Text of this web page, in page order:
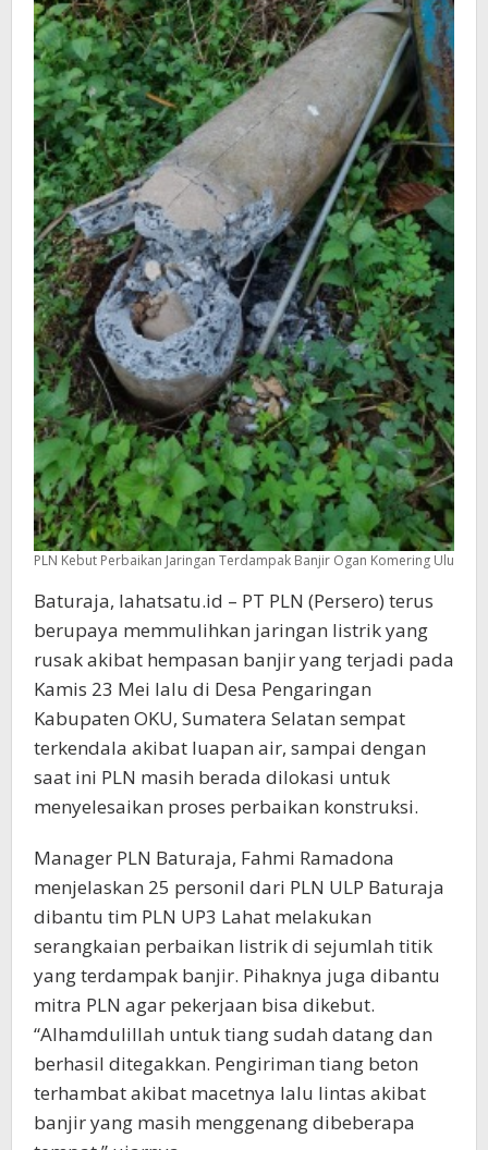
PLN Kebut Perbaikan Jaringan Terdampak Banjir Ogan Komering Ulu
Baturaja, lahatsatu.id – PT PLN (Persero) terus
berupaya memmulihkan jaringan listrik yang
rusak akibat hempasan banjir yang terjadi pada
Kamis 23 Mei lalu di Desa Pengaringan
Kabupaten OKU, Sumatera Selatan sempat
terkendala akibat luapan air, sampai dengan
saat ini PLN masih berada dilokasi untuk
menyelesaikan proses perbaikan konstruksi.
Manager PLN Baturaja, Fahmi Ramadona
menjelaskan 25 personil dari PLN ULP Baturaja
dibantu tim PLN UP3 Lahat melakukan
serangkaian perbaikan listrik di sejumlah titik
yang terdampak banjir. Pihaknya juga dibantu
mitra PLN agar pekerjaan bisa dikebut.
“Alhamdulillah untuk tiang sudah datang dan
berhasil ditegakkan. Pengiriman tiang beton
terhambat akibat macetnya lalu lintas akibat
banjir yang masih menggenang dibeberapa